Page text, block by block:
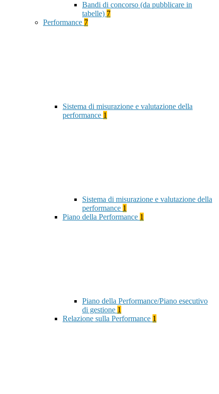
Bandi di concorso (da pubblicare in
tabelle) 7
Performance 7
Sistema di misurazione e valutazione della
performance 1
Sistema di misurazione e valutazione della
performance 1
Piano della Performance 1
Piano della Performance/Piano esecutivo
di gestione 1
Relazione sulla Performance 1